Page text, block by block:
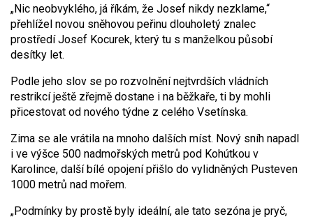
„Nic neobvyklého, já říkám, že Josef nikdy nezklame,“
přehlížel novou sněhovou peřinu dlouholetý znalec
prostředí Josef Kocurek, který tu s manželkou působí
desítky let.
Podle jeho slov se po rozvolnění nejtvrdších vládních
restrikcí ještě zřejmě dostane i na běžkaře, ti by mohli
přicestovat od nového týdne z celého Vsetínska.
Zima se ale vrátila na mnoho dalších míst. Nový sníh napadl
i ve výšce 500 nadmořských metrů pod Kohútkou v
Karolince, další bílé opojení přišlo do vylidněných Pusteven
1000 metrů nad mořem.
„Podmínky by prostě byly ideální, ale tato sezóna je pryč,